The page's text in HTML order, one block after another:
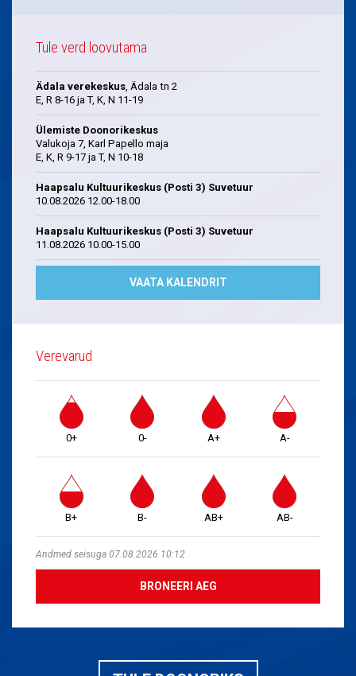
Tule verd loovutama
Ädala verekeskus, Ädala tn 2
E, R 8-16 ja T, K, N 11-19
Ülemiste Doonorikeskus
Valukoja 7, Karl Papello maja
E, K, R 9-17 ja T, N 10-18
Haapsalu Kultuurikeskus (Posti 3) Suvetuur
10.08.2026 12.00-18.00
Haapsalu Kultuurikeskus (Posti 3) Suvetuur
11.08.2026 10.00-15.00
VAATA KALENDRIT
Verevarud
0+ 0- A+ A-
B+ B- AB+ AB-
Andmed seisuga 07.08.2026 10:12
BRONEERI AEG